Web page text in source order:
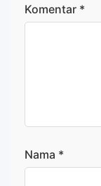
Komentar *
Nama *